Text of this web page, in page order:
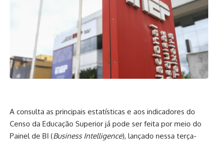
A consulta as principais estatísticas e aos indicadores do
Censo da Educação Superior já pode ser feita por meio do
Painel de BI (Business Intelligence), lançado nessa terça-